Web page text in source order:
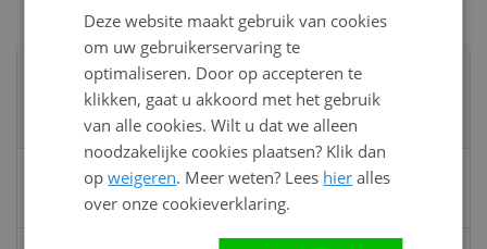
Advies nodig?
Neem contact op met een van onze
specialisten
Vandaag bereikbaar
van 08:00 tot 17:00 uur
Deze website maakt gebruik van cookies
om uw gebruikerservaring te
optimaliseren. Door op accepteren te
klikken, gaat u akkoord met het gebruik
van alle cookies. Wilt u dat we alleen
noodzakelijke cookies plaatsen? Klik dan
opweigeren. Meer weten? Lees hier alles
over onze cookieverklaring.